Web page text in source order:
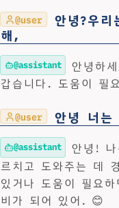
@user
안녕?우
해,
@assistant
안녕하
갑습니다. 도움이 필
@user 안녕 너는
@assistant
안녕! 나
르치고 도와주는 데
있거나 도움이 필요
비가 되어 있어. 😊